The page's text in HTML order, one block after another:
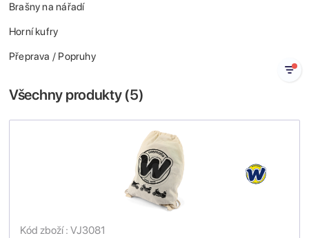
Brašny na nářadí
Horní kufry
Přeprava / Popruhy
Všechny produkty (5)
Kód zboží : VJ3081